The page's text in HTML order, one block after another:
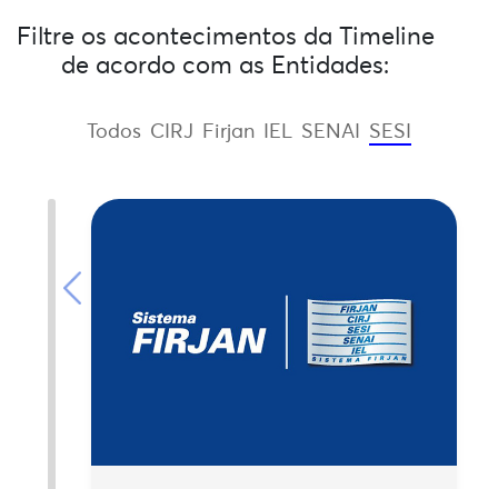
Filtre os acontecimentos da Timeline
de acordo com as Entidades:
Todos CIRJ Firjan IEL SENAI SESI